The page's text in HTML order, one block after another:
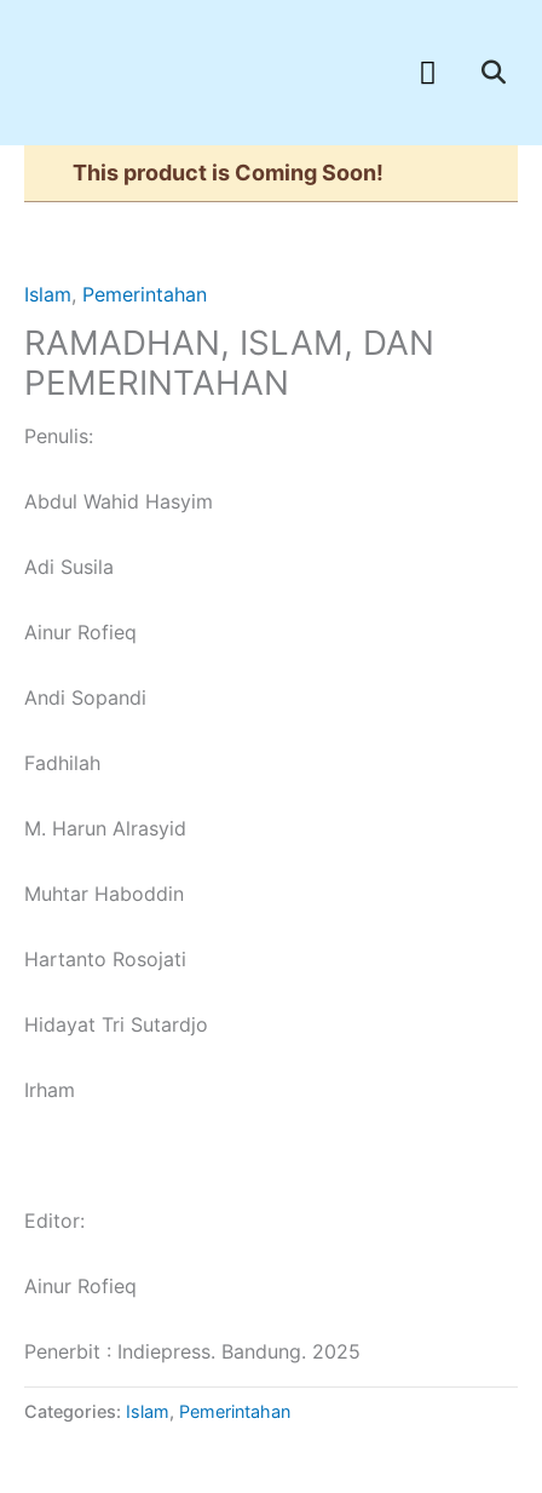
Menu
This product is Coming Soon!
Islam, Pemerintahan
RAMADHAN, ISLAM, DAN
PEMERINTAHAN
Penulis:
Abdul Wahid Hasyim
Adi Susila
Ainur Rofieq
Andi Sopandi
Fadhilah
M. Harun Alrasyid
Muhtar Haboddin
Hartanto Rosojati
Hidayat Tri Sutardjo
Irham
Editor:
Ainur Rofieq
Penerbit : Indiepress. Bandung. 2025
Categories: Islam, Pemerintahan